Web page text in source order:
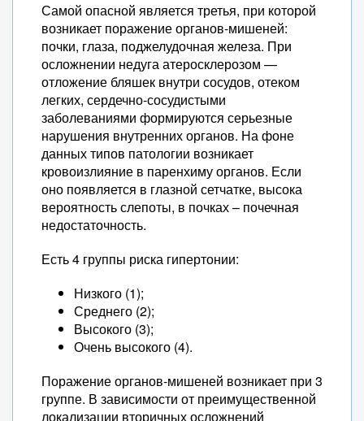
Самой опасной является третья, при которой
возникает поражение органов-мишеней:
почки, глаза, поджелудочная железа. При
осложнении недуга атеросклерозом —
отложение бляшек внутри сосудов, отеком
легких, сердечно-сосудистыми
заболеваниями формируются серьезные
нарушения внутренних органов. На фоне
данных типов патологии возникает
кровоизлияние в паренхиму органов. Если
оно появляется в глазной сетчатке, высока
вероятность слепоты, в почках – почечная
недостаточность.
Есть 4 группы риска гипертонии:
Низкого (1);
Среднего (2);
Высокого (3);
Очень высокого (4).
Поражение органов-мишеней возникает при 3
группе. В зависимости от преимущественной
локализации вторичных осложнений